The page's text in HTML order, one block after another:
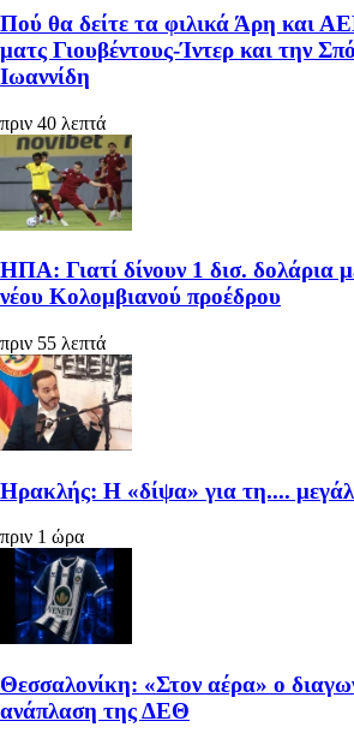
Πού θα δείτε τα φιλικά Άρη και
ματς Γιουβέντους-Ίντερ και την
Ιωαννίδη
πριν 40 λεπτά
ΗΠΑ: Γιατί δίνουν 1 δισ. δολάρια
νέου Κολομβιανού προέδρου
πριν 55 λεπτά
Ηρακλής: Η «δίψα» για τη....
πριν 1 ώρα
Θεσσαλονίκη: «Στον αέρα» ο
ανάπλαση της ΔΕΘ